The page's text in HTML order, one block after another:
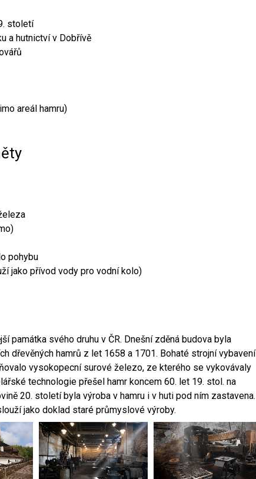
století
a hutnictví v Dobřívě
areál hamru)
pohybu
jako přívod vody pro vodní kolo)
památka svého druhu v ČR. Dnešní zděná budova byla
dřevěných hamrů z let 1658 a 1701. Bohaté strojní vybavení
vysokopecní surové železo, ze kterého se vykovávaly
technologie přešel hamr koncem 60. let 19. stol. na
20. století byla výroba v hamru i v huti pod ním zastavena.
jako doklad staré průmyslové výroby.